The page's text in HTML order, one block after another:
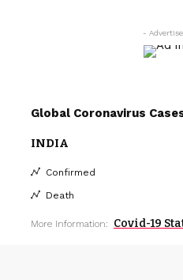
-
Global Coronavirus
INDIA
Confirmed
Death
More Information: Covid-19